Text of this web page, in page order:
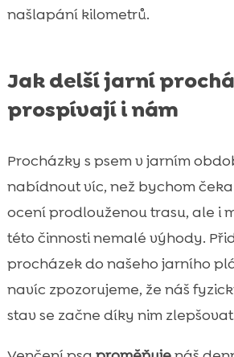
našlapání kilometrů.
Jak delší jarní
prospívají i nám
Procházky s psem v jarním
nabídnout víc, než bychom
ocení prodlouženou trasu, ale i
této činnosti nemalé výhody.
procházek do našeho jarního
navíc zpozorujeme, že náš
stav se začne díky nim